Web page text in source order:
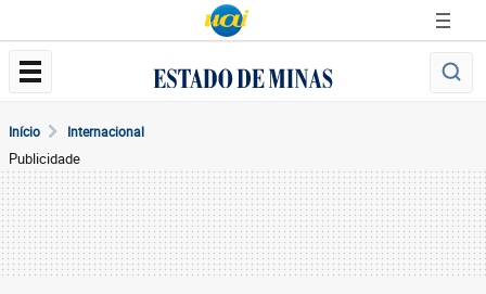
Início Internacional
Publicidade